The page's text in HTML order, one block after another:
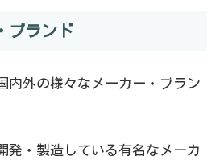
ブランド
内外の様々なメーカー・ブラン
発・製造している有名なメーカ